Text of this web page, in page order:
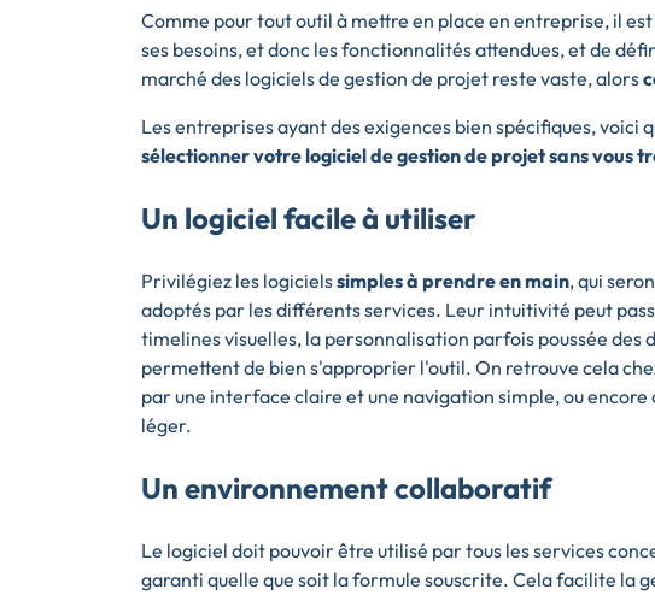
Comme pour tout outil à mettre en place en entreprise, il
ses besoins, et donc les fonctionnalités attendues, et de
marché des logiciels de gestion de projet reste vaste, alors
Les entreprises ayant des exigences bien spécifiques, voici
sélectionner votre logiciel de gestion de projet sans vous
Un logiciel facile à utiliser
Privilégiez les logicielssimples à prendre en main, qui
adoptés par les différents services. Leur intuitivité peut
timelines visuelles, la personnalisation parfois poussée des
permettent de bien s'approprier l'outil. On retrouve cela
par une interface claire et une navigation simple, ou
léger.
Un environnement collaboratif
Le logiciel doit pouvoir être utilisé par tous les services
garanti quelle que soit la formule souscrite. Cela facilite la